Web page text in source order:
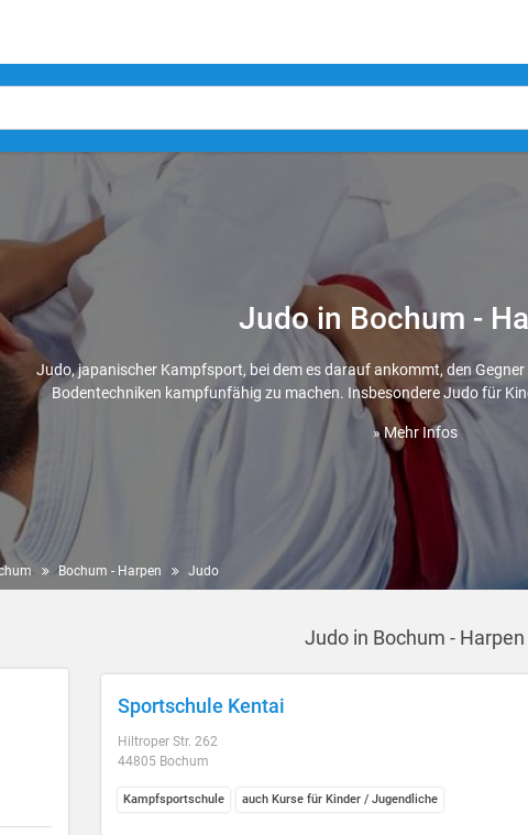
Judo in Bochum -
Judo, japanischer Kampfsport, bei dem es darauf ankommt, den
Bodentechniken kampfunfähig zu machen. Insbesondere Judo für
» Mehr Infos
Bochum - Harpen Judo
Judo in Bochum - Harpen
Sportschule Kentai
Hiltroper Str. 262
44805 Bochum
Kampfsportschule auch Kurse für Kinder / Jugendliche